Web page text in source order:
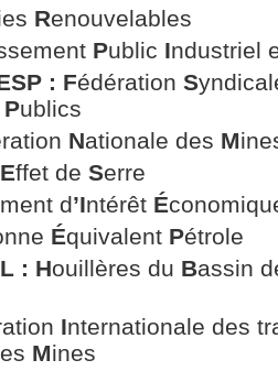
Renouvelables
Public Industriel
: Fédération S
Publics
Nationale des M
Effet de Serre
d’Intérêt É
Équivalent Pétrole
: Houillères du Bassin
Internationale des
Mines